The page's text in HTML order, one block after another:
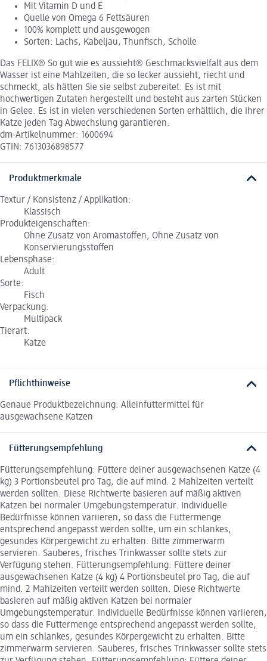
Mit Vitamin D und E
Quelle von Omega 6 Fettsäuren
100% komplett und ausgewogen
Sorten: Lachs, Kabeljau, Thunfisch, Scholle
Das FELIX® So gut wie es aussieht® Geschmacksvielfalt aus dem
Wasser ist eine Mahlzeiten, die so lecker aussieht, riecht und
schmeckt, als hätten Sie sie selbst zubereitet. Es ist mit
hochwertigen Zutaten hergestellt und besteht aus zarten Stücken
in Gelee. Es ist in vielen verschiedenen Sorten erhältlich, die Ihrer
Katze jeden Tag Abwechslung garantieren.
dm-Artikelnummer: 1600694
GTIN: 7613036898577
Produktmerkmale
Textur / Konsistenz / Applikation:
Klassisch
Produkteigenschaften:
Ohne Zusatz von Aromastoffen, Ohne Zusatz von
Konservierungsstoffen
Lebensphase:
Adult
Sorte:
Fisch
Verpackung:
Multipack
Tierart:
Katze
Pflichthinweise
Genaue Produktbezeichnung: Alleinfuttermittel für
ausgewachsene Katzen
Fütterungsempfehlung
Fütterungsempfehlung: Füttere deiner ausgewachsenen Katze (4
kg) 3 Portionsbeutel pro Tag, die auf mind. 2 Mahlzeiten verteilt
werden sollten. Diese Richtwerte basieren auf mäßig aktiven
Katzen bei normaler Umgebungstemperatur. Individuelle
Bedürfnisse können variieren, so dass die Futtermenge
entsprechend angepasst werden sollte, um ein schlankes,
gesundes Körpergewicht zu erhalten. Bitte zimmerwarm
servieren. Sauberes, frisches Trinkwasser sollte stets zur
Verfügung stehen. Fütterungsempfehlung: Füttere deiner
ausgewachsenen Katze (4 kg) 4 Portionsbeutel pro Tag, die auf
mind. 2 Mahlzeiten verteilt werden sollten. Diese Richtwerte
basieren auf mäßig aktiven Katzen bei normaler
Umgebungstemperatur. Individuelle Bedürfnisse können variieren,
so dass die Futtermenge entsprechend angepasst werden sollte,
um ein schlankes, gesundes Körpergewicht zu erhalten. Bitte
zimmerwarm servieren. Sauberes, frisches Trinkwasser sollte stets